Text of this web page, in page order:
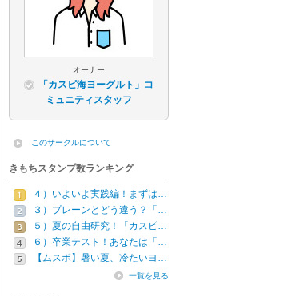
オーナー
「カスピ海ヨーグルト」コ
ミュニティスタッフ
このサークルについて
きもちスタンプ数ランキング
４）いよいよ実践編！まずは…
３）プレーンとどう違う？「…
５）夏の自由研究！「カスピ…
６）卒業テスト！あなたは「…
【ムスボ】暑い夏、冷たいヨ…
一覧を見る